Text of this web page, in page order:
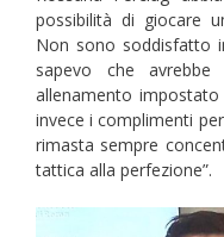
possibilità di giocare
Non sono soddisfatto
sapevo che
allenamento
invece i complimenti
rimasta sempre
tattica alla perfezione”.